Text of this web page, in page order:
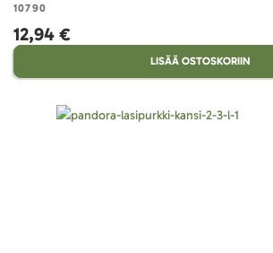
10790
12,94 €
LISÄÄ OSTOSKORIIN